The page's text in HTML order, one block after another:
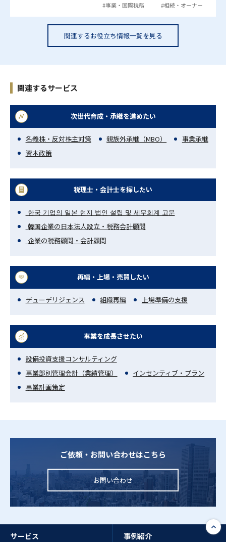
事業・国際税務 相続・オーナー
関連するお役立ち情報一覧を見る
関連するサービス
次世代育成・承継を進めたい
名義株・反対株主対策 親族外承継（MBO）
事業承継
資本政策
税理士・会計士を探したい
한국 기업의 일본 현지 법인 설립 및 세무회계 고문
韓国企業の日本法人設立・税務会計顧問
企業の税務顧問・会計顧問
再編・上場・売買したい
デューデリジェンス 組織再編 上場準備の支援
事業を成長させたい
設備投資支援コンサルティング
事業部別管理会計（業績管理）
インセンティブ・プラン
事業計画策定
ご依頼・お問い合わせはこちら
お問い合わせ
サービス 事例紹介